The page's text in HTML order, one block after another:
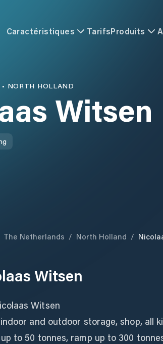
Caractéristiques TarifsProduits
• NORTH HOLLAND
Witsen
The Netherlands / North Holland /
Witsen
Witsen
and outdoor storage, shop, all
to 50 tonnes, ramp up to 300